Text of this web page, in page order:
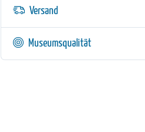
Versand
Museumsqualität